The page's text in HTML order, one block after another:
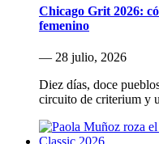
Chicago Grit 2026:
femenino
— 28 julio, 2026
Diez días, doce
circuito de criterium y